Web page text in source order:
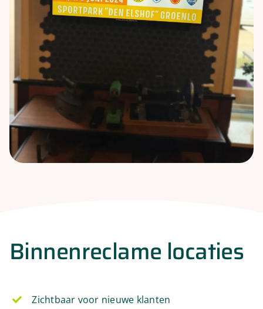
Binnenreclame locaties
Zichtbaar voor nieuwe klanten